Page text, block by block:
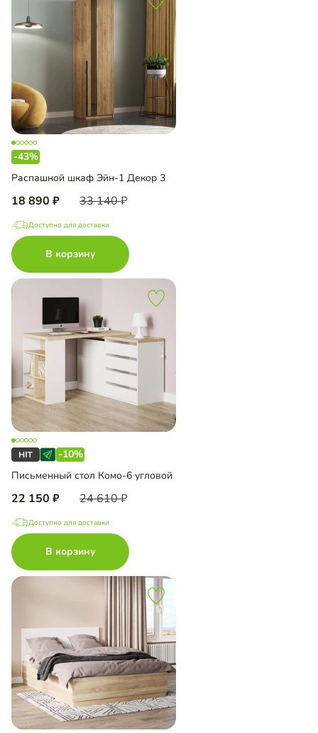
-43%
Распашной шкаф Эйн-1 Декор 3
18 890 33 140
Доступно для доставки
В корзину
-10%
Письменный стол Комо-6 угловой
22 150 24 610
Доступно для доставки
В корзину